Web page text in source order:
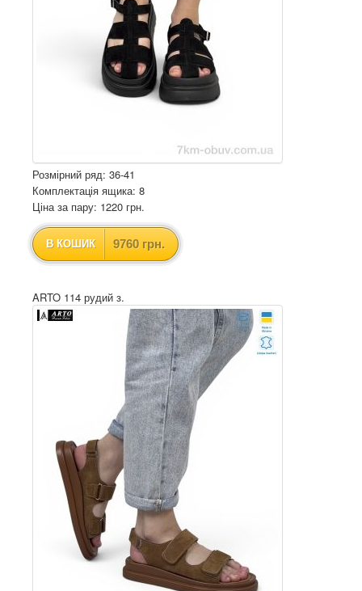
Розмірний ряд: 36-41
Комплектація ящика: 8
Ціна за пару: 1220 грн.
В КОШИК 9760 грн.
ARTO 114 рудий з.